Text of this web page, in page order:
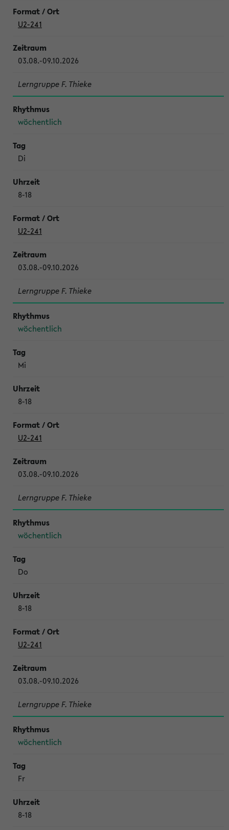
U2-241
03.08.-09.10.2026
Lerngruppe F. Thieke
wöchentlich
Di
8-18
U2-241
03.08.-09.10.2026
Lerngruppe F. Thieke
wöchentlich
Mi
8-18
U2-241
03.08.-09.10.2026
Lerngruppe F. Thieke
wöchentlich
Do
8-18
U2-241
03.08.-09.10.2026
Lerngruppe F. Thieke
wöchentlich
Fr
8-18